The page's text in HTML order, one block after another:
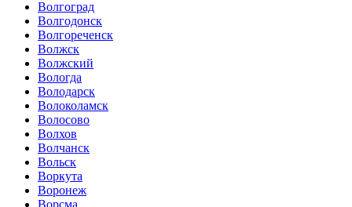
Волгоград
Волгодонск
Волгореченск
Волжск
Волжский
Вологда
Володарск
Волоколамск
Волосово
Волхов
Волчанск
Вольск
Воркута
Воронеж
Ворсма